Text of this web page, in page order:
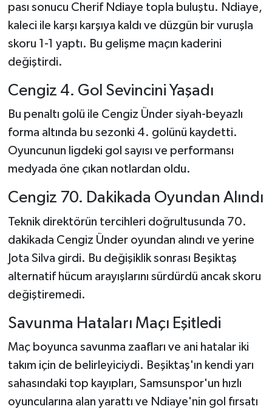
pası sonucu Cherif Ndiaye topla buluştu. Ndiaye,
kaleci ile karşı karşıya kaldı ve düzgün bir vuruşla
skoru 1-1 yaptı. Bu gelişme maçın kaderini
değiştirdi.
Cengiz 4. Gol Sevincini Yaşadı
Bu penaltı golü ile Cengiz Ünder siyah-beyazlı
forma altında bu sezonki 4. golünü kaydetti.
Oyuncunun ligdeki gol sayısı ve performansı
medyada öne çıkan notlardan oldu.
Cengiz 70. Dakikada Oyundan Alındı
Teknik direktörün tercihleri doğrultusunda 70.
dakikada Cengiz Ünder oyundan alındı ve yerine
Jota Silva girdi. Bu değişiklik sonrası Beşiktaş
alternatif hücum arayışlarını sürdürdü ancak skoru
değiştiremedi.
Savunma Hataları Maçı Eşitledi
Maç boyunca savunma zaafları ve ani hatalar iki
takım için de belirleyiciydi. Beşiktaş'ın kendi yarı
sahasındaki top kayıpları, Samsunspor'un hızlı
oyuncularına alan yarattı ve Ndiaye'nin gol fırsatı